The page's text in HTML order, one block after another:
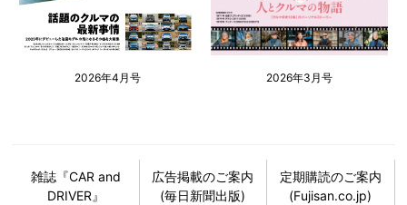
2026年4月号 2026年3月号
雑誌『CAR and
DRIVER』
広告掲載のご案内
(毎日新聞出版)
定期購読のご案内
(Fujisan.co.jp)